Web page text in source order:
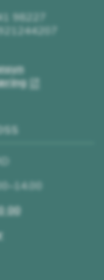
98227
00